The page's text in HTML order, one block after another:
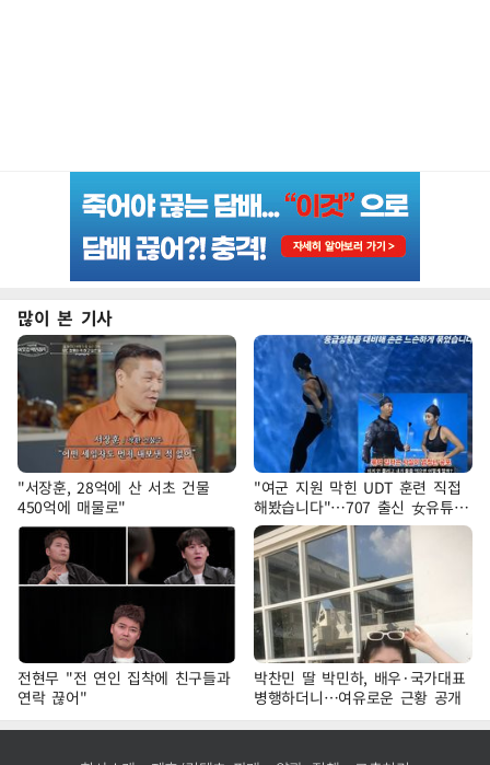
많이 본 기사
"서장훈, 28억에 산 서초 건물
450억에 매물로"
"여군 지원 막힌 UDT 훈련 직접
해봤습니다"…707 출신 女유튜버
'완벽 소화'
전현무 "전 연인 집착에 친구들과
연락 끊어"
박찬민 딸 박민하, 배우·국가대표
병행하더니…여유로운 근황 공개